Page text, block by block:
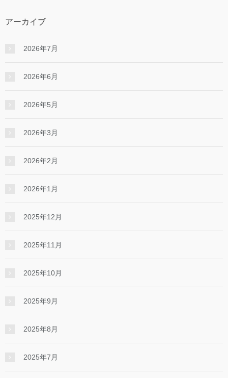
アーカイブ
2026年7月
2026年6月
2026年5月
2026年3月
2026年2月
2026年1月
2025年12月
2025年11月
2025年10月
2025年9月
2025年8月
2025年7月